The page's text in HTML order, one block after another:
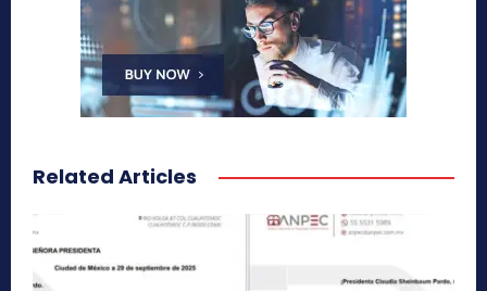
Related Articles